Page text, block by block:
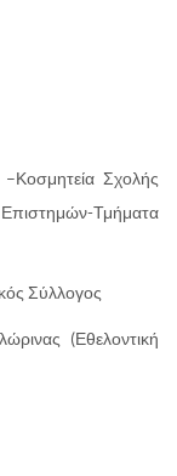
–Κοσμητεία Σχολής
Τμήματα
Σύλλογος
(Εθελοντική